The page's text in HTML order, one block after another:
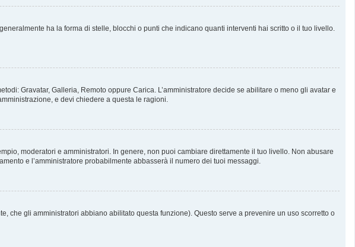
ha la forma di stelle, blocchi o punti che indicano quanti interventi hai scritto o il tuo livello.
Gravatar, Galleria, Remoto oppure Carica. L’amministratore decide se abilitare o meno gli avatar e
e devi chiedere a questa le ragioni.
moderatori e amministratori. In genere, non puoi cambiare direttamente il tuo livello. Non abusare
e l’amministratore probabilmente abbasserà il numero dei tuoi messaggi.
che gli amministratori abbiano abilitato questa funzione). Questo serve a prevenire un uso scorretto o